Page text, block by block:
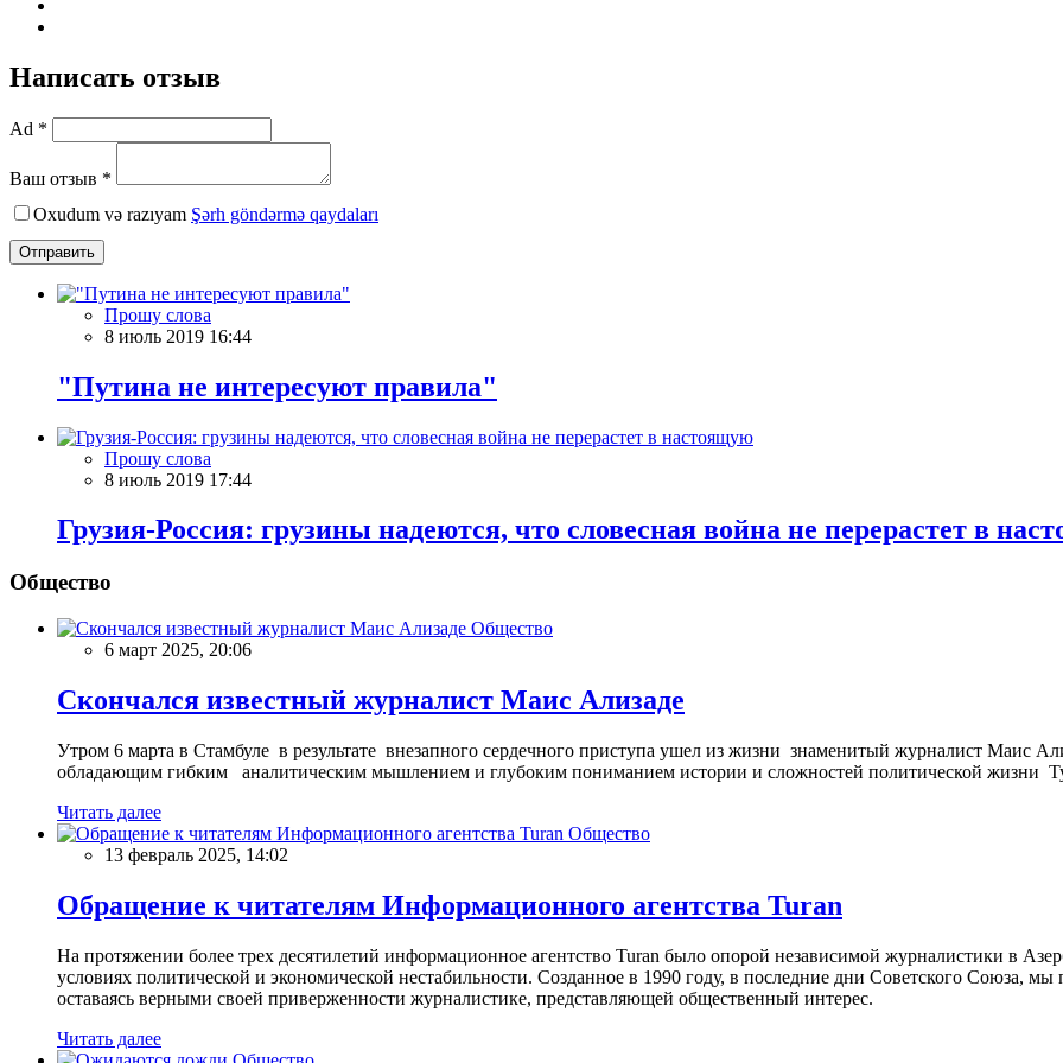
Написать отзыв
Ad *
Ваш отзыв *
Oxudum və razıyam Şərh göndərmə qaydaları
Отправить
Прошу слова
8 июль 2019 16:44
"Путина не интересуют правила"
Прошу слова
8 июль 2019 17:44
Грузия-Россия: грузины надеются, что словесная война не перерастет в
Общество
Общество
6 март 2025, 20:06
Скончался известный журналист Маис Ализаде
Утром 6 марта в Стамбуле в результате внезапного сердечного приступа ушел из жизни знаменитый журналист Маис
обладающим гибким аналитическим мышлением и глубоким пониманием истории и сложностей политической жизни
Читать далее
Общество
13 февраль 2025, 14:02
Обращение к читателям Информационного агентства Turan
На протяжении более трех десятилетий информационное агентство Turan было опорой независимой журналистики в
условиях политической и экономической нестабильности. Созданное в 1990 году, в последние дни Советского Союза,
оставаясь верными своей приверженности журналистике, представляющей общественный интерес.
Читать далее